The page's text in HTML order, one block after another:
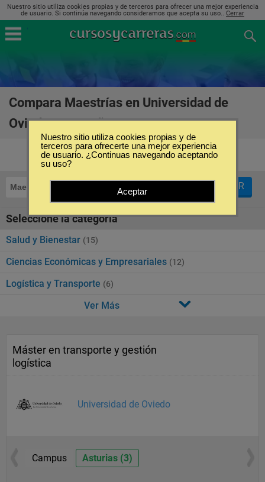
Nuestro sitio utiliza cookies propias y de terceros para ofrecer una mejor experiencia
de usuario. Si continúa navegando consideramos que acepta su uso.. Cerrar
Compara Maestrías en Universidad de
Oviedo en España
Maestrías Universidad de Oviedo FILTRAR
Seleccione la categoría
Salud y Bienestar (15)
Ciencias Económicas y Empresariales (12)
Logística y Transporte (6)
Ver Más
Máster en transporte y gestión
logística
Universidad de Oviedo
Campus Asturias (3)
Nuestro sitio utiliza cookies propias y de
terceros para ofrecerte una mejor experiencia
de usuario. ¿Continuas navegando aceptando
su uso?
Aceptar